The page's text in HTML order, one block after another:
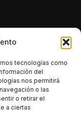
tecnologías como
del
nos permitirá
o las
o retirar el
a ciertas